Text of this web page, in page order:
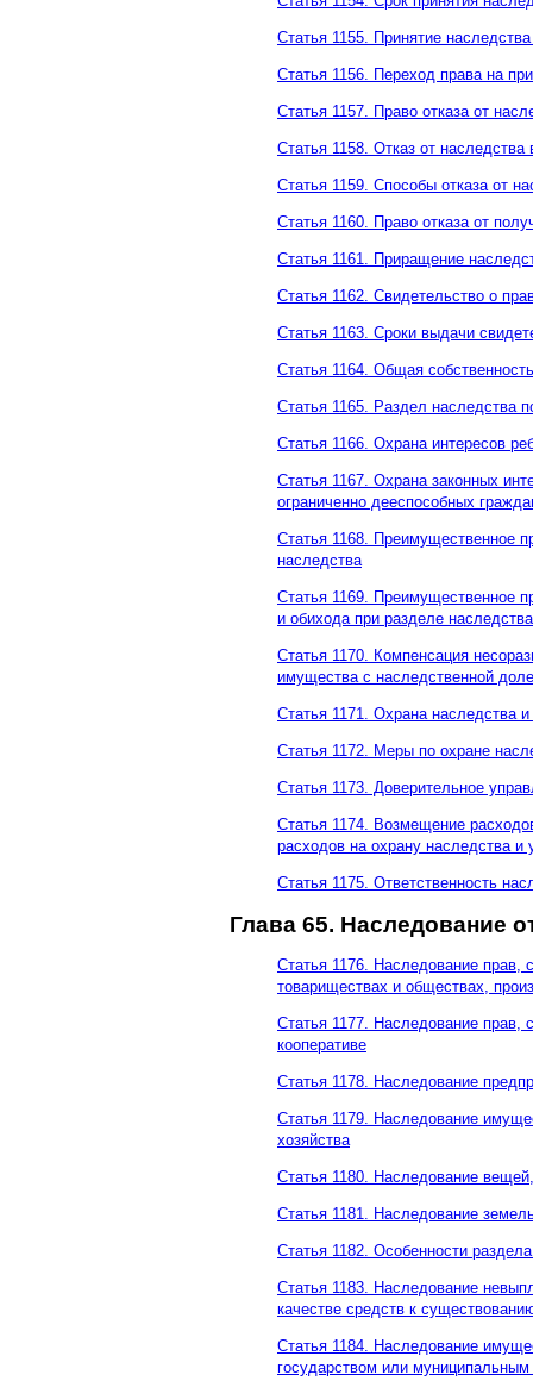
Статья 1155. Принятие
Статья 1156. Переход права на
Статья 1157. Право отказа от
Статья 1158. Отказ от наследства
Статья 1159. Способы отказа от
Статья 1160. Право отказа от
Статья 1161. Приращение
Статья 1162. Свидетельство о
Статья 1163. Сроки выдачи
Статья 1164. Общая
Статья 1165. Раздел наследства
Статья 1166. Охрана интересов
Статья 1167. Охрана законных
ограниченно дееспособных
Статья 1168. Преимущественное
наследства
Статья 1169. Преимущественное
и обихода при разделе наследства
Статья 1170. Компенсация
имущества с наследственной
Статья 1171. Охрана наследства
Статья 1172. Меры по охране
Статья 1173. Доверительное
Статья 1174. Возмещение
расходов на охрану наследства и
Статья 1175. Ответственность
Глава 65. Наследование
Статья 1176. Наследование прав,
товариществах и обществах,
Статья 1177. Наследование прав,
кооперативе
Статья 1178. Наследование
Статья 1179. Наследование
хозяйства
Статья 1180. Наследование
Статья 1181. Наследование
Статья 1182. Особенности
Статья 1183. Наследование
качестве средств к
Статья 1184. Наследование
государством или